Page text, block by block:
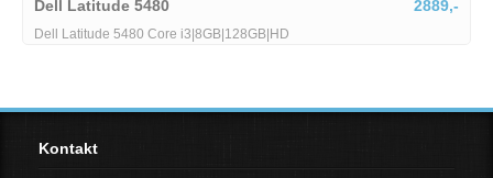
HP Zbook Fury 15 G8 Core i7-
Kontakt